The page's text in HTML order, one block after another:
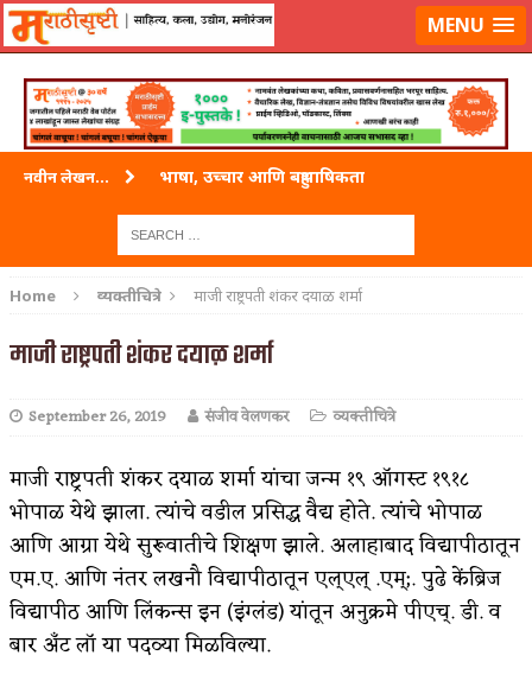
लॉग-इन करा|लेखक नोंदणी कराMENU
नवीन लेखन... भाषा, उच्चार आणि बहुभाषिकता
ताम्र – एक अफलातून धातू (COPPER)
अशी एक कविता लिहू इच्छिते
पाटलाची विहीर
शपथ
पुस्तके बदलायची आहेत तुम्हाला!
किती घोषणांचा पाऊस होता
कसं हुईन तं हू माय…
Home व्यक्तीचित्रे माजी राष्ट्रपती शंकर दयाळ शर्मा
माजी राष्ट्रपती शंकर दयाळ शर्मा
September 26, 2019 संजीव वेलणकर व्यक्तीचित्रे
माजी राष्ट्रपती शंकर दयाळ शर्मा यांचा जन्म १९ ऑगस्ट १९१८
भोपाळ येथे झाला. त्यांचे वडील प्रसिद्ध वैद्य होते. त्यांचे भोपाळ
आणि आग्रा येथे सुरूवातीचे शिक्षण झाले. अलाहाबाद विद्यापीठातून
एम.ए. आणि नंतर लखनौ विद्यापीठातून एल्एल् .एम्;. पुढे केंब्रिज
विद्यापीठ आणि लिंकन्स इन (इंग्लंड) यांतून अनुक्रमे पीएच्. डी. व
बार अँट लॉ या पदव्या मिळविल्या.